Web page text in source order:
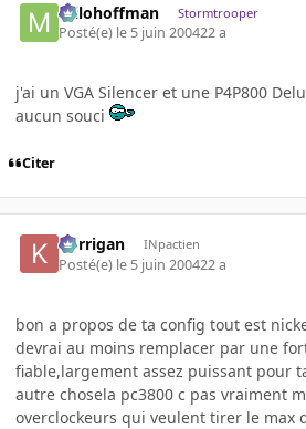
milohoffman Stormtrooper
Posté(e) le 5 juin 200422 a
j'ai un VGA Silencer et une P4P800
aucun souci
Citer
korrigan INpactien
Posté(e) le 5 juin 200422 a
bon a propos de ta config tout est
devrai au moins remplacer par une
fiable,largement assez puissant pour
autre chosela pc3800 c pas vraiment
overclockeurs qui veulent tirer le max